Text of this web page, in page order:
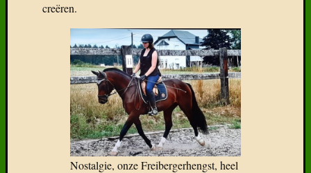
creëren.
Nostalgie, onze Freibergerhengst, heel